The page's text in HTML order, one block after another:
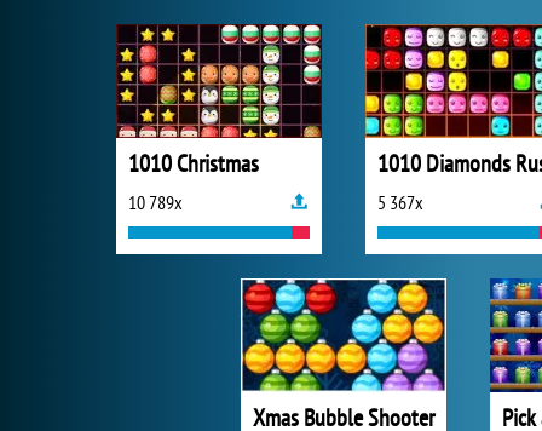
1010 Christmas
10 789x
1010 Diamonds
5 367x
Xmas Bubble Shooter